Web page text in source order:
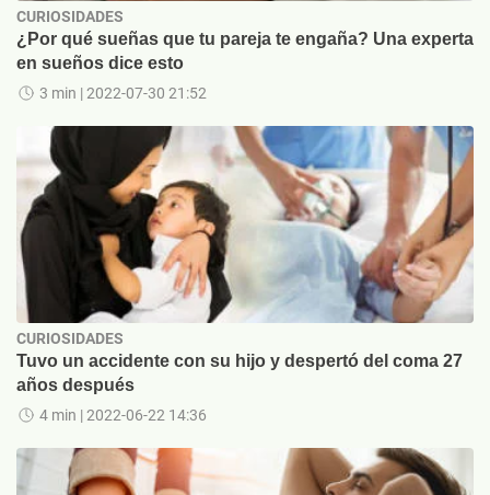
CURIOSIDADES
¿Por qué sueñas que tu pareja te engaña? Una experta
en sueños dice esto
3 min | 2022-07-30 21:52
CURIOSIDADES
Tuvo un accidente con su hijo y despertó del coma 27
años después
4 min | 2022-06-22 14:36